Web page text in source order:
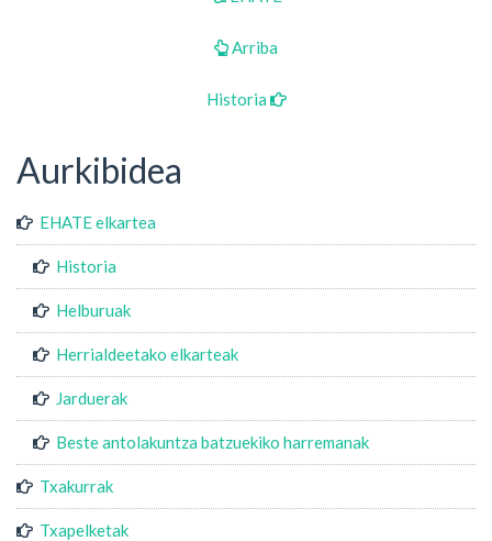
Arriba
Historia
Aurkibidea
EHATE elkartea
Historia
Helburuak
Herrialdeetako elkarteak
Jarduerak
Beste antolakuntza batzuekiko harremanak
Txakurrak
Txapelketak